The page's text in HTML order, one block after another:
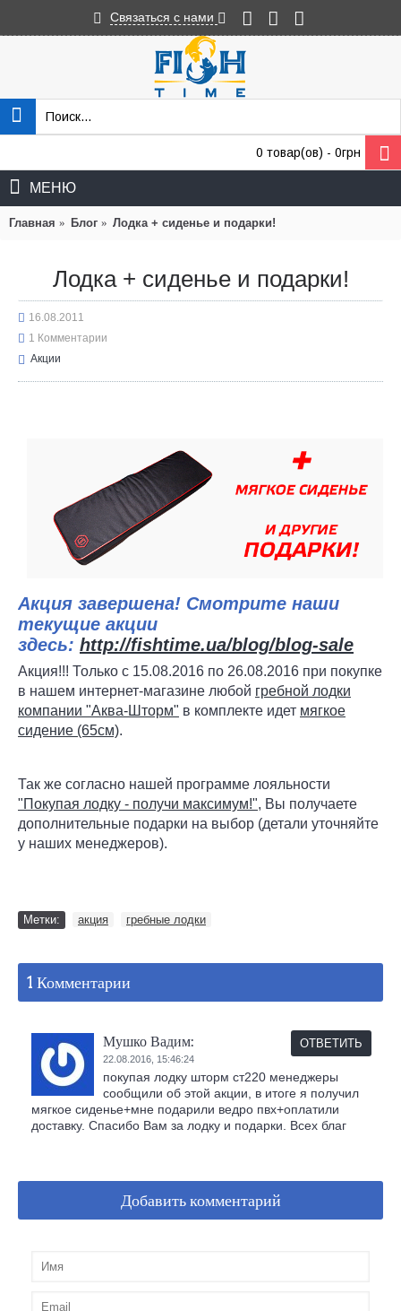
Связаться с нами
0 товар(ов) - 0грн
МЕНЮ
Главная Блог Лодка + сиденье и подарки!
Лодка + сиденье и подарки!
16.08.2011
1 Комментарии
Акции
Акция завершена! Смотрите наши
текущие акции
здесь: http://fishtime.ua/blog/blog-sale
Акция!!! Только с 15.08.2016 по 26.08.2016 при покупке
в нашем интернет-магазине любой гребной лодки
компании "Аква-Шторм" в комплекте идет мягкое
сидение (65см).
Так же согласно нашей программе лояльности
"Покупая лодку - получи максимум!", Вы получаете
дополнительные подарки на выбор (детали уточняйте
у наших менеджеров).
Метки: акция гребные лодки
1 Комментарии
Мушко Вадим:
22.08.2016, 15:46:24
ОТВЕТИТЬ
покупая лодку шторм ст220 менеджеры
сообщили об этой акции, в итоге я получил
мягкое сиденье+мне подарили ведро пвх+оплатили
доставку. Спасибо Вам за лодку и подарки. Всех благ
Добавить комментарий